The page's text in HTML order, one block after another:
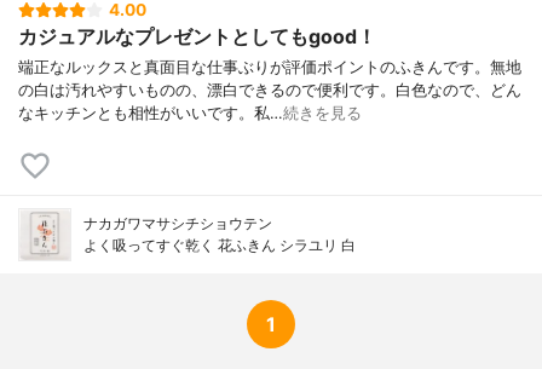
4.00
カジュアルなプレゼントとしてもgood！
端正なルックスと真面目な仕事ぶりが評価ポイントのふきんです。無地
の白は汚れやすいものの、漂白できるので便利です。白色なので、どん
なキッチンとも相性がいいです。私…続きを見る
ナカガワマサシチショウテン
よく吸ってすぐ乾く 花ふきん シラユリ 白
1